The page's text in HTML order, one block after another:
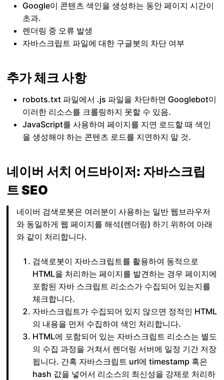
Google이 콘텐츠 색인을 생성하는 동안 페이지 시간이
초과.
렌더링 중 오류 발생
자바스크립트 파일에 대한 구글봇의 차단 여부
추가 체크 사항
robots.txt 파일에서 .js 파일을 차단하면 Googlebot이
이러한 리소스를 크롤링하지 못할 수 있음.
JavaScript를 사용하여 페이지를 지연 로드할 때 색인
을 생성해야 하는 콘텐츠 로드를 지연하지 말 것.
네이버 서치 어드바이저: 자바스크립
트 SEO
네이버 검색로봇은 여러분이 사용하는 일반 웹브라우저
와 동일하게 웹 페이지를 해석(렌더링) 하기 위하여 아래
와 같이 처리합니다.
검색로봇이 자바스크립트를 활용하여 동적으로
HTML을 처리하는 페이지를 발견하는 경우 페이지에
포함된 자바 스크립트 리소스가 수집되어 있는지를
체크합니다.
자바스크립트가 수집되어 있지 않으면 정적인 HTML
의 내용을 먼저 수집하여 색인 처리합니다.
HTML에 포함되어 있는 자바스크립트 리소스는 별도
의 수집 과정을 거쳐서 렌더링 서버에 일정 기간 저장
됩니다. 간혹 자바스크립트 url에 timestamp 혹은
hash 값을 넣어서 리소스의 최신성을 강제로 처리하